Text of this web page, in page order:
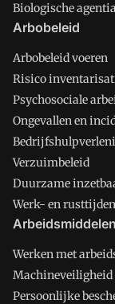
Biologische agentia
Arbobeleid
Arbobeleid voeren
Risico
Psychosociale
Ongevallen en
Verzuimbeleid
Duurzame
Werk- en rusttijden
Arbeidsmiddelen
Werken met
Machineveiligheid
Persoonlijke